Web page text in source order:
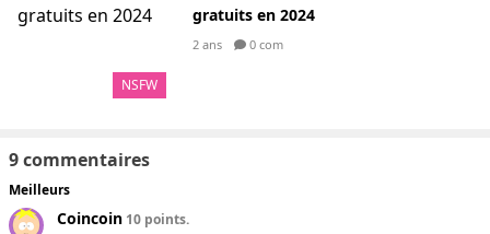
NSFW
gratuits en 2024
2 ans 0 com
9 commentaires
Meilleurs
Coincoin 10 points.